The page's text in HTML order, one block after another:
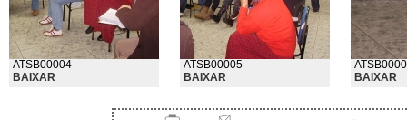
ATSB00004
BAIXAR
ATSB00005
BAIXAR
BAIXAR